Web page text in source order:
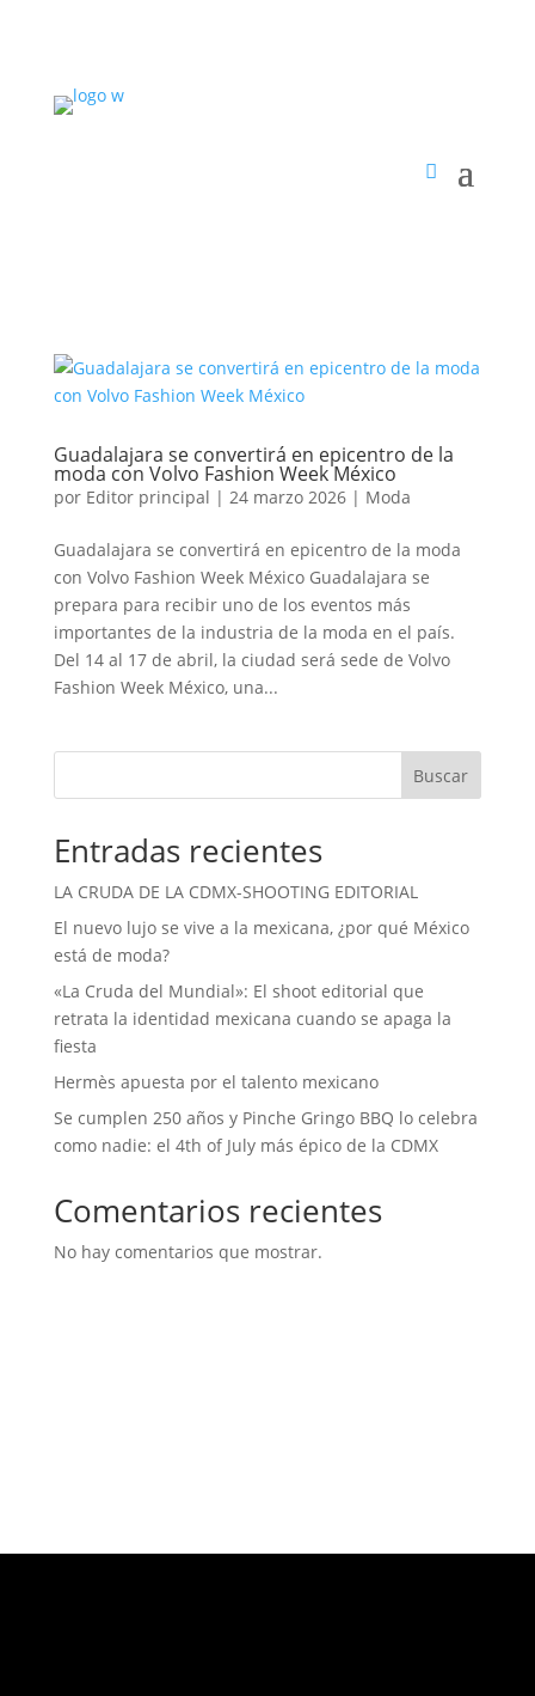
Guadalajara se convertirá en epicentro de la
moda con Volvo Fashion Week México
por Editor principal | 24 marzo 2026| Moda
Guadalajara se convertirá en epicentro de la moda
con Volvo Fashion Week México Guadalajara se
prepara para recibir uno de los eventos más
importantes de la industria de la moda en el país.
Del 14 al 17 de abril, la ciudad será sede de Volvo
Fashion Week México, una...
Buscar
Entradas recientes
LA CRUDA DE LA CDMX-SHOOTING EDITORIAL
El nuevo lujo se vive a la mexicana, ¿por qué México
está de moda?
«La Cruda del Mundial»: El shoot editorial que
retrata la identidad mexicana cuando se apaga la
fiesta
Hermès apuesta por el talento mexicano
Se cumplen 250 años y Pinche Gringo BBQ lo celebra
como nadie: el 4th of July más épico de la CDMX
Comentarios recientes
No hay comentarios que mostrar.